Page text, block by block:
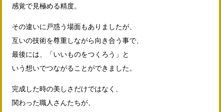
感覚で見極める精度。
その違いに戸惑う場面もありましたが、
互いの技術を尊重しながら向き合う事で、
最後には、「いいものをつくろう」と
いう想いでつながることができました。
完成した時の美しさだけではなく、
関わった職人さんたちが、